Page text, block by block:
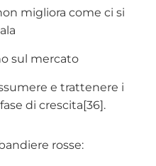
migliora come ci si
sul mercato
e trattenere i
di crescita[36].
rosse: